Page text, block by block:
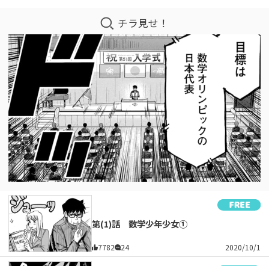
チラ見せ！
第(1)話 数学少年少女①
7782 24 2020/10/1